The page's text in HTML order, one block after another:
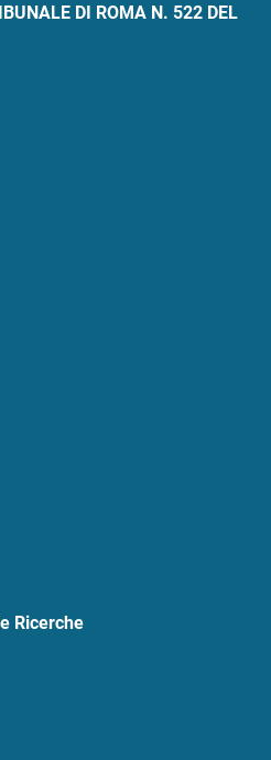
DI ROMA N. 522 DEL
Ricerche